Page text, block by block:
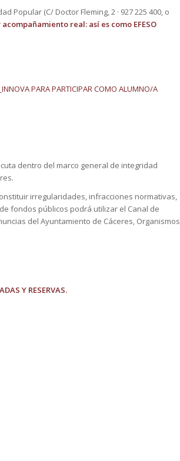
(C/ Doctor Fleming, 2 · 927 225 400, o
real: así es como EFESO
PARA PARTICIPAR COMO ALUMNO/A
dentro del marco general de integridad
irregularidades, infracciones normativas,
fondos públicos podrá utilizar el Canal de
del Ayuntamiento de Cáceres, Organismos
Y RESERVAS.